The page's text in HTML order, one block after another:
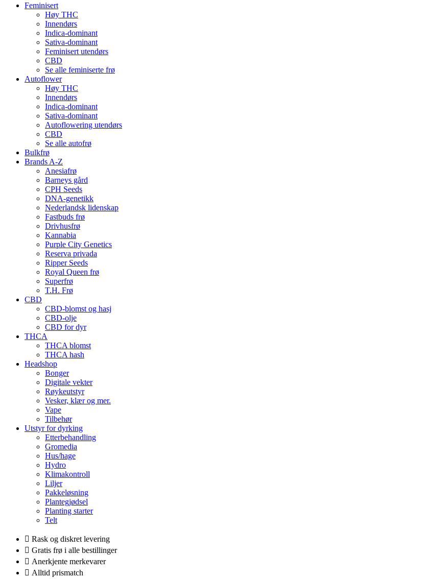
Feminisert
Høy THC
Innendørs
Indica-dominant
Sativa-dominant
Feminisert utendørs
CBD
Se alle feminiserte frø
Autoflower
Høy THC
Innendørs
Indica-dominant
Sativa-dominant
Autoflowering utendørs
CBD
Se alle autofrø
Bulkfrø
Brands A-Z
Anesiafrø
Barneys gård
CPH Seeds
DNA-genetikk
Nederlandsk lidenskap
Fastbuds frø
Drivhusfrø
Kannabia
Purple City Genetics
Reserva privada
Ripper Seeds
Royal Queen frø
Superfrø
T.H. Frø
CBD
CBD-blomst og hasj
CBD-olje
CBD for dyr
THCA
THCA blomst
THCA hash
Headshop
Bonger
Digitale vekter
Røykeutstyr
Vesker, klær og mer.
Vape
Tilbehør
Utstyr for dyrking
Etterbehandling
Gromedia
Hus/hage
Hydro
Klimakontroll
Liljer
Pakkeløsning
Plantegjødsel
Planting starter
Telt
Rask og diskret levering
Gratis frø i alle bestillinger
Anerkjente merkevarer
Alltid prismatch